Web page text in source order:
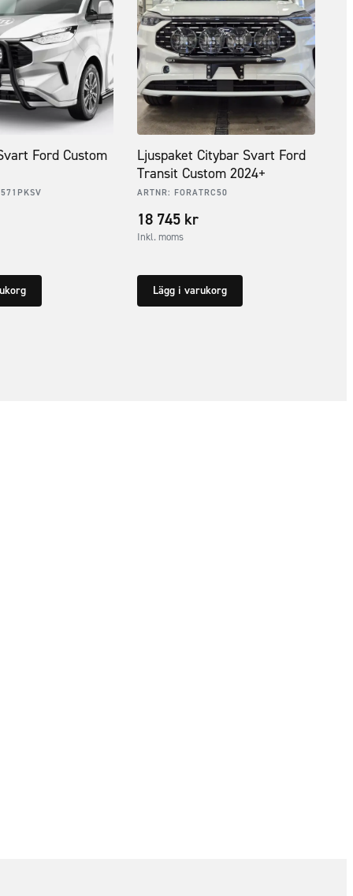
Ford Custom
Ljuspaket Citybar Svart Ford
Transit Custom 2024+
ARTNR: FORATRC50
18 745 kr
Inkl. moms
Lägg i varukorg